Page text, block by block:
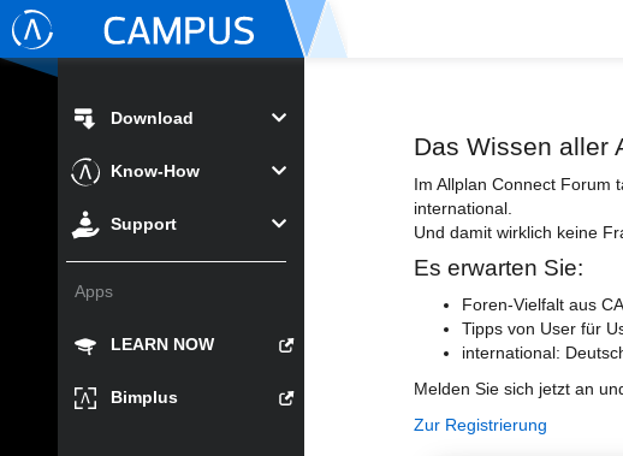
Download
Know-How
Support
Apps
LEARN NOW
Bimplus
Das Wissen aller
Im Allplan Connect Forum
international.
Und damit wirklich keine
Es erwarten Sie:
Foren-Vielfalt aus
Tipps von User für
international:
Melden Sie sich jetzt an
Zur Registrierung